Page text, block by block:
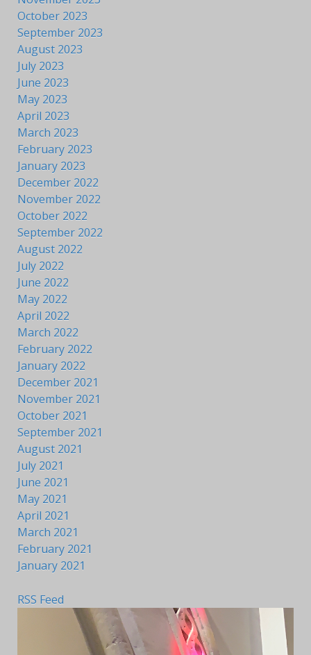
October 2023
September 2023
August 2023
July 2023
June 2023
May 2023
April 2023
March 2023
February 2023
January 2023
December 2022
November 2022
October 2022
September 2022
August 2022
July 2022
June 2022
May 2022
April 2022
March 2022
February 2022
January 2022
December 2021
November 2021
October 2021
September 2021
August 2021
July 2021
June 2021
May 2021
April 2021
March 2021
February 2021
January 2021
RSS Feed